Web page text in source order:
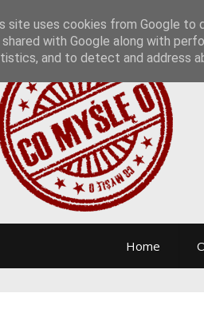
Home
site uses cookies from Google to
shared with Google along with
and to detect and address